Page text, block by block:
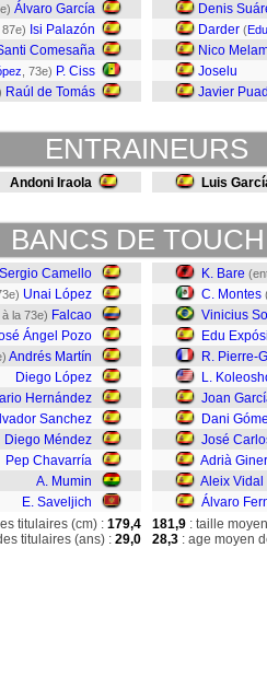
Álvaro García
, 87e) Isi Palazón
Comesaña
, 73e) P. Ciss
Raúl de Tomás
Denis
Darder (
Nico
Joselu
Javier
ENTRAINEURS
Andoni Iraola Luis
BANCS DE
Sergio Camello
Unai López
la 73e) Falcao
Ángel Pozo
Andrés Martín
Diego López
Hernández
Sanchez
Diego Méndez
Pep Chavarría
A. Mumin
E. Saveljich
K. Bare
C. Montes
Vinicius
Edu
R. Pierre-
L.
Joan
Dani
José
Adrià Giner
Aleix Vidal
Álvaro
titulaires (cm) : 179,4
titulaires (ans) : 29,0
181,9 : taille
28,3 : age moyen